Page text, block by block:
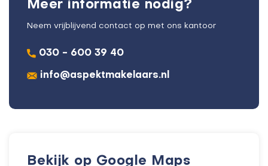
Meer informatie nodig?
Neem vrijblijvend contact op met ons kantoor
030 - 600 39 40
info@aspektmakelaars.nl
Bekijk op Google Maps